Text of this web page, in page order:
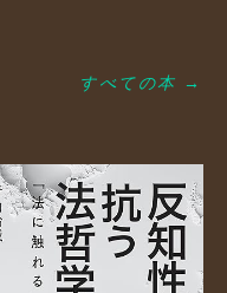
すべての本 →